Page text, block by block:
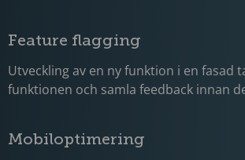
Feature flagging
Utveckling av en ny funktion i en
funktionen och samla feedback innan
Mobiloptimering